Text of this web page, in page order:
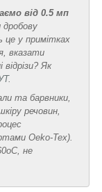
від 0.5 мп
це у примітках
вказати
відрізи? Як
.
та барвники,
речовин,
Oeko-Tex).
оС, не